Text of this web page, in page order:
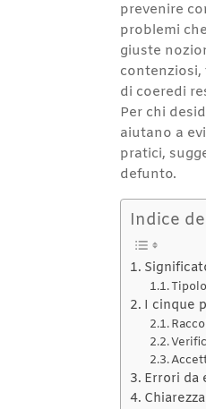
prevenire
problemi
giuste
contenziosi,
di coeredi
Per chi
aiutano a
pratici,
defunto.
Indice
I cinque
Errori da